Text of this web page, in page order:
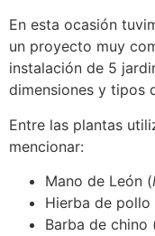
En esta ocasión
un proyecto muy
instalación de 5
dimensiones y tipos
Entre las plantas
mencionar:
Mano de León (
Hierba de pollo
Barba de chino